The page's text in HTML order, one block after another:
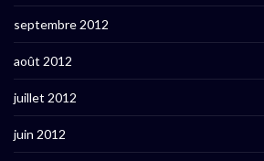
septembre 2012
août 2012
juillet 2012
juin 2012